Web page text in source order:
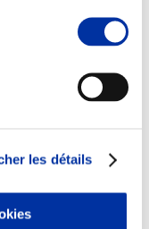
les détails
et durable